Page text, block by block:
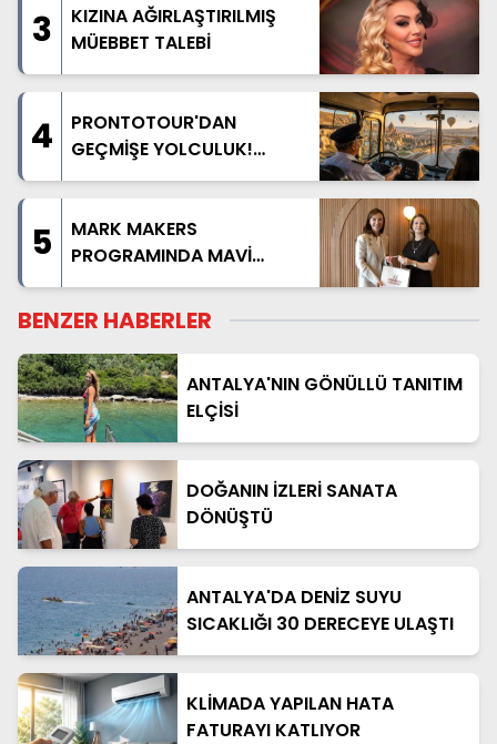
3
KIZINA AĞIRLAŞTIRILMIŞ
MÜEBBET TALEBİ
4
PRONTOTOUR'DAN
GEÇMİŞE YOLCULUK!
NOSTALJİK OTOBÜSLÜ
BAŞLIYOR
5
MARK MAKERS
PROGRAMINDA MAVİ
AKDENİZ ANLATILDI
BENZER HABERLER
ANTALYA'NIN GÖNÜLLÜ TANITIM
ELÇİSİ
DOĞANIN İZLERİ SANATA
DÖNÜŞTÜ
ANTALYA'DA DENİZ SUYU
SICAKLIĞI 30 DERECEYE ULAŞTI
KLİMADA YAPILAN HATA
FATURAYI KATLIYOR